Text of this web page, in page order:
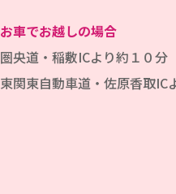
お車でお越しの場合
圏央道・稲敷ICより約１０分
東関東自動車道・佐原香取IC